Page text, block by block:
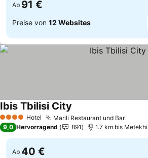
Ab 91 €
Preise von 12 Websites
4 Sterne Hotel Marili Restaurant und Bar
Ibis Tbilisi City
9,0 Hervorragend 891 1.7 km bis
Ab 40 €